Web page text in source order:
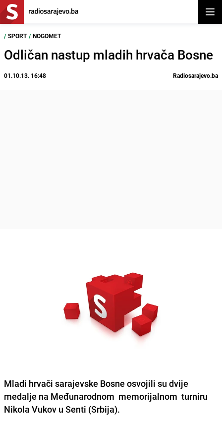
/ SPORT / NOGOMET
Odličan nastup mladih hrvača Bosne
01.10.13. 16:48 Radiosarajevo.ba
Mladi hrvači sarajevske Bosne osvojili su dvije
medalje na Međunarodnom memorijalnom turniru
Nikola Vukov u Senti (Srbija).